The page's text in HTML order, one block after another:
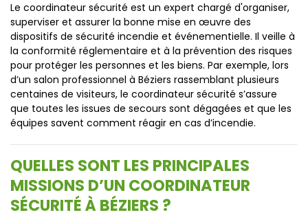
Le coordinateur sécurité est un expert chargé d'organiser,
superviser et assurer la bonne mise en œuvre des
dispositifs de sécurité incendie et événementielle. Il veille à
la conformité réglementaire et à la prévention des risques
pour protéger les personnes et les biens. Par exemple, lors
d’un salon professionnel à Béziers rassemblant plusieurs
centaines de visiteurs, le coordinateur sécurité s’assure
que toutes les issues de secours sont dégagées et que les
équipes savent comment réagir en cas d’incendie.
QUELLES SONT LES PRINCIPALES
MISSIONS D’UN COORDINATEUR
SÉCURITÉ À BÉZIERS ?